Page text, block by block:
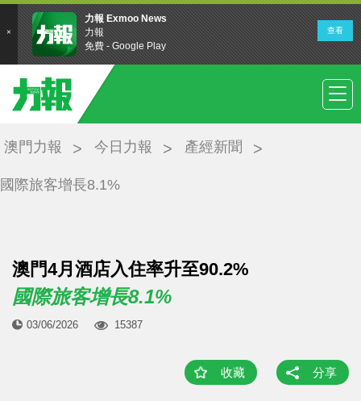
澳門力報 今日力報 產經新聞
國際旅客增長8.1%
澳門4月酒店入住率升至90.2%
國際旅客增長8.1%
03/06/2026 15387
收藏 分享